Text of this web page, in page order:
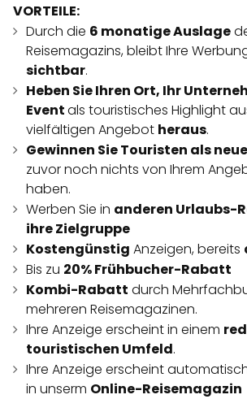
VORTEILE:
Durch die 6 monatige Auslage
Reisemagazins, bleibt Ihre
sichtbar.
Heben Sie Ihren Ort, Ihr
Eventals touristisches Highlight
vielfältigen Angebot heraus.
Gewinnen Sie Touristen als
zuvor noch nichts von Ihrem
haben.
Werben Sie in anderen Urlaubs-
ihre Zielgruppe
Kostengünstig Anzeigen, bereits
Bis zu 20% Frühbucher-Rabatt
Kombi-Rabatt durch
mehreren Reisemagazinen.
Ihre Anzeige erscheint in einem
touristischen Umfeld.
Ihre Anzeige erscheint
in unserm Online-Reisemagazin